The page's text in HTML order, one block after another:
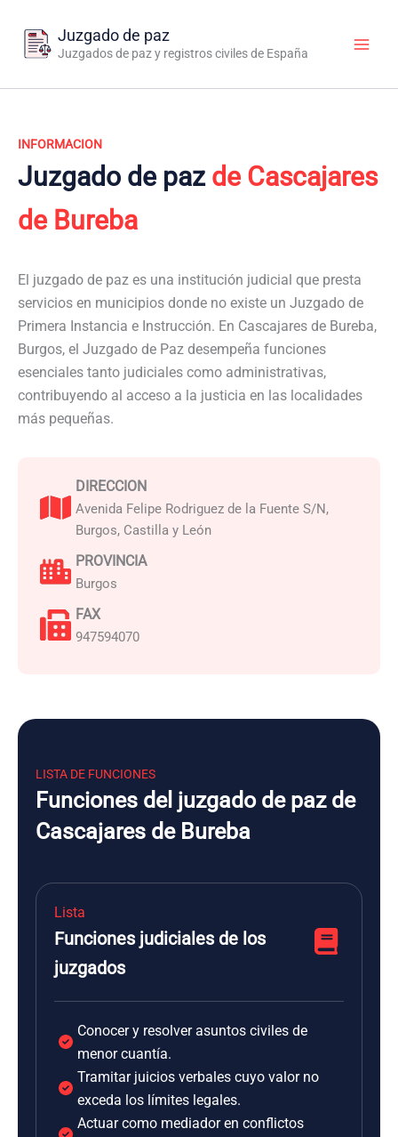
contenido
Juzgado de paz
Juzgados de paz y registros civiles de España
INFORMACION
Juzgado de paz de Cascajares
de Bureba
El juzgado de paz es una institución judicial que presta
servicios en municipios donde no existe un Juzgado de
Primera Instancia e Instrucción. En Cascajares de Bureba,
Burgos, el Juzgado de Paz desempeña funciones
esenciales tanto judiciales como administrativas,
contribuyendo al acceso a la justicia en las localidades
más pequeñas.
DIRECCION
Avenida Felipe Rodriguez de la Fuente S/N,
Burgos, Castilla y León
PROVINCIA
Burgos
FAX
947594070
LISTA DE FUNCIONES
Funciones del juzgado de paz de
Cascajares de Bureba
Lista
Funciones judiciales de los
juzgados
Conocer y resolver asuntos civiles de
menor cuantía.
Tramitar juicios verbales cuyo valor no
exceda los límites legales.
Actuar como mediador en conflictos